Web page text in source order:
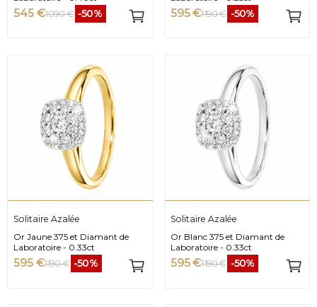
545 €1 090 € -50% 595 €1 190 € -50%
Solitaire Azalée
Or Jaune 375 et Diamant de
Laboratoire - 0.33ct
595 €1 190 € -50%
Solitaire Azalée
Or Blanc 375 et Diamant de
Laboratoire - 0.33ct
595 €1 190 € -50%